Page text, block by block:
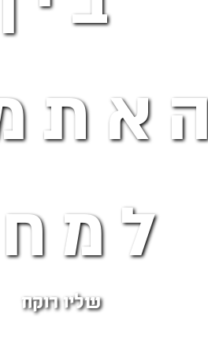
שליו רוקח